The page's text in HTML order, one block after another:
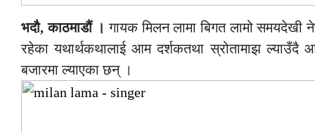
भदौ, काठमाडौं । गायक मिलन लामा बिगत लामो समयदेखी
रहेका यथार्थकथालाई आम दर्शकतथा स्रोतामाझ
बजारमा ल्याएका छन् ।